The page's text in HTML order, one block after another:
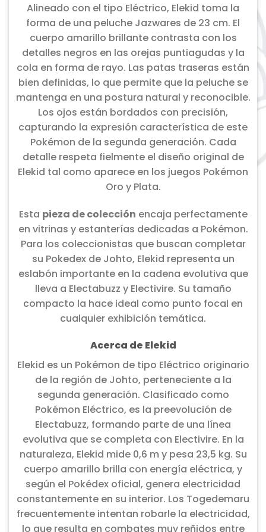
Alineado con el tipo Eléctrico, Elekid toma la
forma de una peluche Jazwares de 23 cm. El
cuerpo amarillo brillante contrasta con los
detalles negros en las orejas puntiagudas y la
cola en forma de rayo. Las patas traseras están
bien definidas, lo que permite que la peluche se
mantenga en una postura natural y reconocible.
Los ojos están bordados con precisión,
capturando la expresión característica de este
Pokémon de la segunda generación. Cada
detalle respeta fielmente el diseño original de
Elekid tal como aparece en los juegos Pokémon
Oro y Plata.
Esta pieza de colección encaja perfectamente
en vitrinas y estanterías dedicadas a Pokémon.
Para los coleccionistas que buscan completar
su Pokedex de Johto, Elekid representa un
eslabón importante en la cadena evolutiva que
lleva a Electabuzz y Electivire. Su tamaño
compacto la hace ideal como punto focal en
cualquier exhibición temática.
Acerca de Elekid
Elekid es un Pokémon de tipo Eléctrico originario
de la región de Johto, perteneciente a la
segunda generación. Clasificado como
Pokémon Eléctrico, es la preevolución de
Electabuzz, formando parte de una línea
evolutiva que se completa con Electivire. En la
naturaleza, Elekid mide 0,6 m y pesa 23,5 kg. Su
cuerpo amarillo brilla con energía eléctrica, y
según el Pokédex oficial, genera electricidad
constantemente en su interior. Los Togedemaru
frecuentemente intentan robarle la electricidad,
lo que resulta en combates muy reñidos entre